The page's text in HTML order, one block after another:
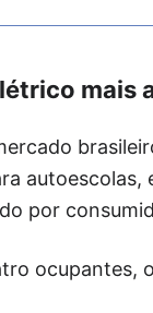
mais
autoescolas,
por